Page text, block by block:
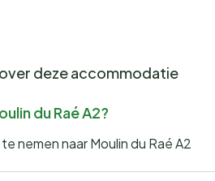
deze accommodatie
du Raé A2?
nemen naar Moulin du Raé A2